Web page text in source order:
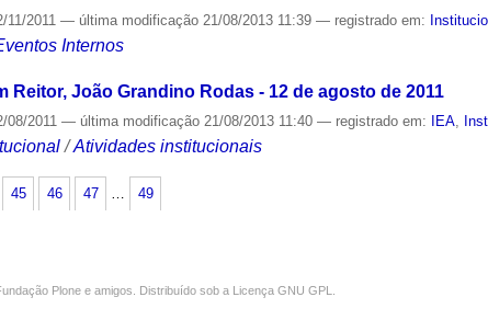
11/2011— última modificação 21/08/2013 11:39— registrado em:
Internos
Reitor, João Grandino Rodas - 12 de agosto de 2011
08/2011— última modificação 21/08/2013 11:40— registrado em: IEA,
/Atividades institucionais
45 46 47 49
Plone e amigos. Distribuído sob a Licença GNU GPL